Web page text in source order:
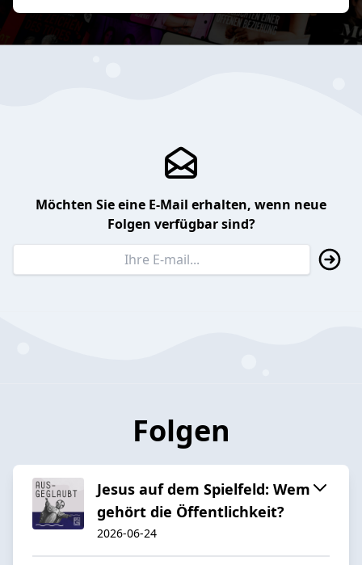
Möchten Sie eine E-Mail erhalten, wenn neue
Folgen verfügbar sind?
Folgen
Jesus auf dem Spielfeld: Wem
gehört die Öffentlichkeit?
2026-06-24